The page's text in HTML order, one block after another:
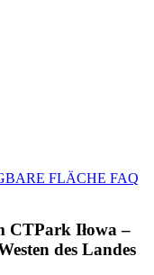
FLÄCHE FAQ
CTPark Iłowa –
des Landes